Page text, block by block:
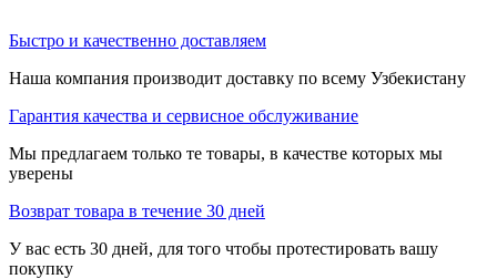
Быстро и качественно доставляем
Наша компания производит доставку по всему Узбекистану
Гарантия качества и сервисное обслуживание
Мы предлагаем только те товары, в качестве которых мы
уверены
Возврат товара в течение 30 дней
У вас есть 30 дней, для того чтобы протестировать вашу
покупку